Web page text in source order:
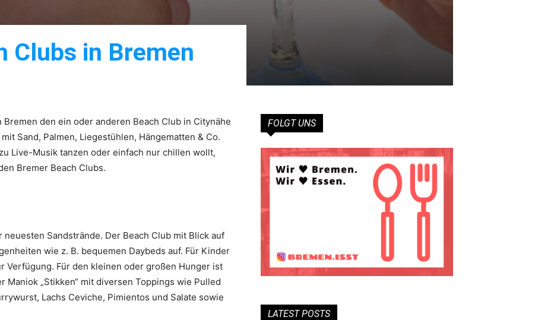
Clubs in Bremen
den ein oder anderen Beach Club in Citynähe
Sand, Palmen, Liegestühlen, Hängematten & Co.
Live-Musik tanzen oder einfach nur chillen wollt,
Bremer Beach Clubs.
Sandstrände. Der Beach Club mit Blick auf
wie z. B. bequemen Daybeds auf. Für Kinder
Verfügung. Für den kleinen oder großen Hunger ist
„Stikken“ mit diversen Toppings wie Pulled
Lachs Ceviche, Pimientos und Salate sowie
FOLGT UNS
LATEST POSTS